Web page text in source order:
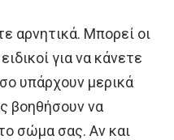
αρνητικά. Μπορεί οι
για να κάνετε
υπάρχουν μερικά
βοηθήσουν να
σώμα σας. Αν και